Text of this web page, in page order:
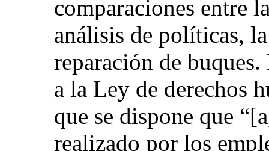
comparaciones entre
análisis de políticas,
reparación de
a la Ley de derechos
que se dispone que
realizado por los